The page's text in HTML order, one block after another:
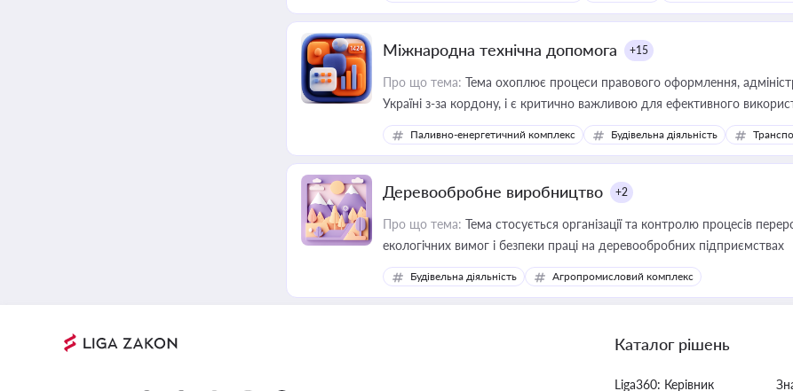
Міжнародна технічна допомога +15
Про що тема: Тема охоплює процеси правового оформлення,
Україні з-за кордону, і є критично важливою для ефективного
інфраструктурних проєктів
Паливно-енергетичний комплекс Будівельна діяльність
Деревообробне виробництво +2
Про що тема: Тема стосується організації та контролю процесів
екологічних вимог і безпеки праці на деревообробних підприємствах
Будівельна діяльність Агропромисловий комплекс
Каталог рішень
Liga360: Керівник